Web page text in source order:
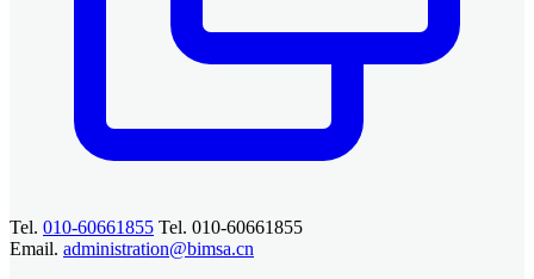
Tel. 010-60661855 Tel. 010-60661855
Email. administration@bimsa.cn